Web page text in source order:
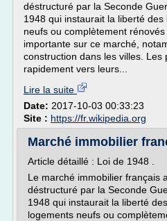
déstructuré par la Seconde
1948 qui instaurait la liberté
neufs ou complètement
importante sur ce marché,
construction dans les villes. Les
rapidement vers leurs...
Lire la suite
Date: 2017-10-03 00:33:23
Site : https://fr.wikipedia.org
Marché immobilier
Article détaillé : Loi de 1948 .
Le marché immobilier français
déstructuré par la Seconde
1948 qui instaurait la liberté
logements neufs ou